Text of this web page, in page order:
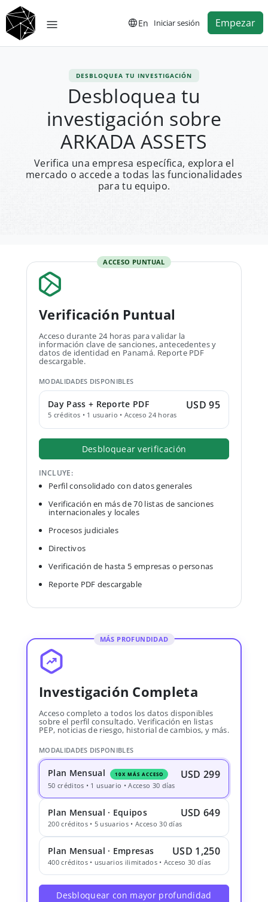
En Iniciar sesión Empezar
DESBLOQUEA TU INVESTIGACIÓN
Desbloquea tu
investigación sobre
ARKADA ASSETS
Verifica una empresa específica, explora el
mercado o accede a todas las funcionalidades
para tu equipo.
ACCESO PUNTUAL
Verificación Puntual
Acceso durante 24 horas para validar la
información clave de sanciones, antecedentes y
datos de identidad en Panamá. Reporte PDF
descargable.
MODALIDADES DISPONIBLES
Day Pass + Reporte PDF
5 créditos • 1 usuario • Acceso 24 horas
USD 95
Desbloquear verificación
INCLUYE:
Perfil consolidado con datos generales
Verificación en más de 70 listas de sanciones
internacionales y locales
Procesos judiciales
Directivos
Verificación de hasta 5 empresas o personas
Reporte PDF descargable
MÁS PROFUNDIDAD
Investigación Completa
Acceso completo a todos los datos disponibles
sobre el perfil consultado. Verificación en listas
PEP, noticias de riesgo, historial de cambios, y más.
MODALIDADES DISPONIBLES
Plan Mensual 10X MÁS ACCESO USD 299
50 créditos • 1 usuario • Acceso 30 días
Plan Mensual · Equipos USD 649
200 créditos • 5 usuarios • Acceso 30 días
Plan Mensual · Empresas USD 1,250
400 créditos • usuarios ilimitados • Acceso 30 días
Desbloquear con mayor profundidad